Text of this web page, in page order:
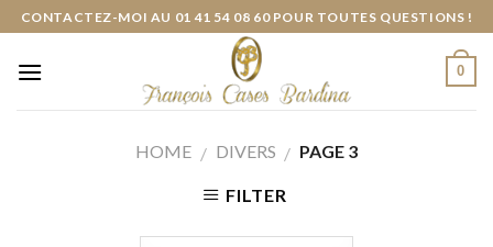
Skip
content
CONTACTEZ-MOI AU 01 41 54 08 60 POUR TOUTES QUESTIONS !
0
HOME / DIVERS / PAGE 3
FILTER